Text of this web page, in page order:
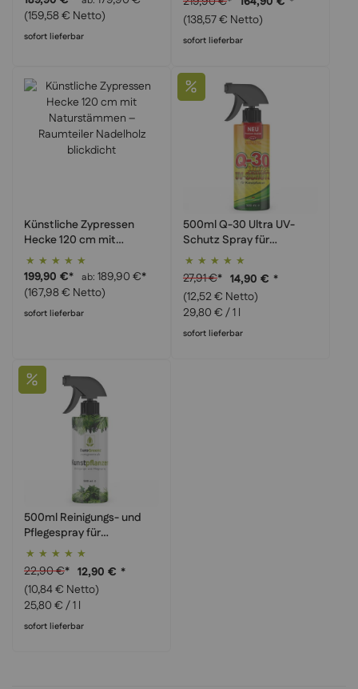
(159,58 € Netto)
sofort lieferbar
(138,57 € Netto)
sofort lieferbar
Künstliche Zypressen
Hecke 120 cm mit
Naturstämmen –
Raumteiler Nadelholz
blickdicht
Bewertung:
100%
199,90 €* ab 189,90 €*
(167,98 € Netto)
sofort lieferbar
500ml Q-30 Ultra UV-
Schutz Spray für
Kunstpflanzen
Bewertung:
100%
27,91 €* 14,90 € *
(12,52 € Netto)
29,80 € / 1 l
sofort lieferbar
500ml Reinigungs- und
Pflegespray für
Kunstpflanzen
Bewertung:
100%
22,90 €* 12,90 € *
(10,84 € Netto)
25,80 € / 1 l
sofort lieferbar